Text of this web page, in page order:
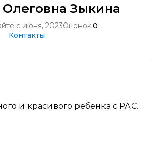
Зыкина
с июня, 2023Оценок:0
Контакты
и красивого ребенка с РАС.